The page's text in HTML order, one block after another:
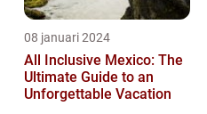
08 januari 2024
All Inclusive Mexico: The
Ultimate Guide to an
Unforgettable Vacation